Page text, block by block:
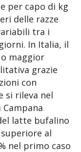
per capo di kg
delle razze
tra i
In Italia, il
maggior
grazie
con
si rileva nel
latte bufalino
al
nel primo caso